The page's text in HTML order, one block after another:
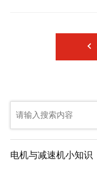
电机与减速机小知识